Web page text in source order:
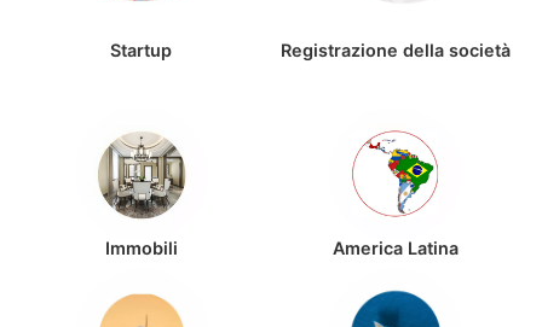
Startup Registrazione della società
Immobili America Latina